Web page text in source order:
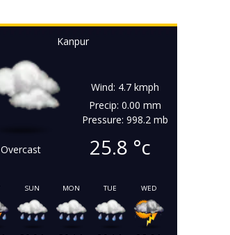
Kanpur
Overcast
Wind: 4.7 kmph
Precip: 0.00 mm
Pressure: 998.2 mb
25.8 °c
SUN MON TUE WED